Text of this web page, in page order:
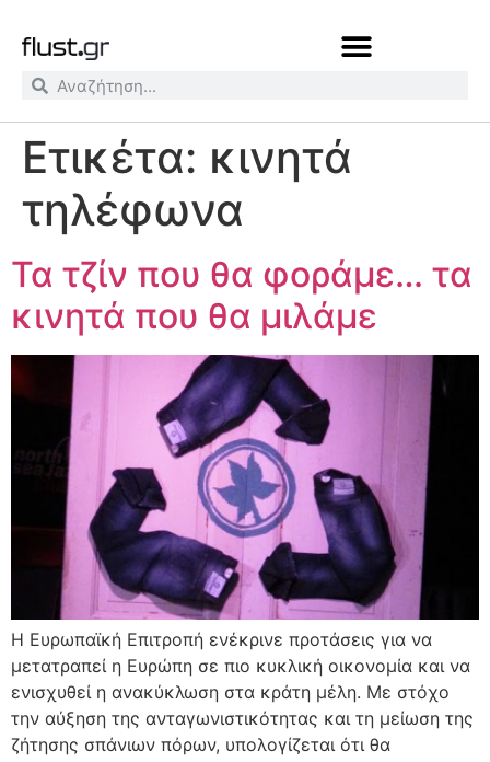
Ετικέτα: κινητά
τηλέφωνα
Τα τζίν που θα φοράμε… τα
κινητά που θα μιλάμε
Η Ευρωπαϊκή Επιτροπή ενέκρινε προτάσεις για να
μετατραπεί η Ευρώπη σε πιο κυκλική οικονομία και να
ενισχυθεί η ανακύκλωση στα κράτη μέλη. Με στόχο
την αύξηση της ανταγωνιστικότητας και τη μείωση της
ζήτησης σπάνιων πόρων, υπολογίζεται ότι θα